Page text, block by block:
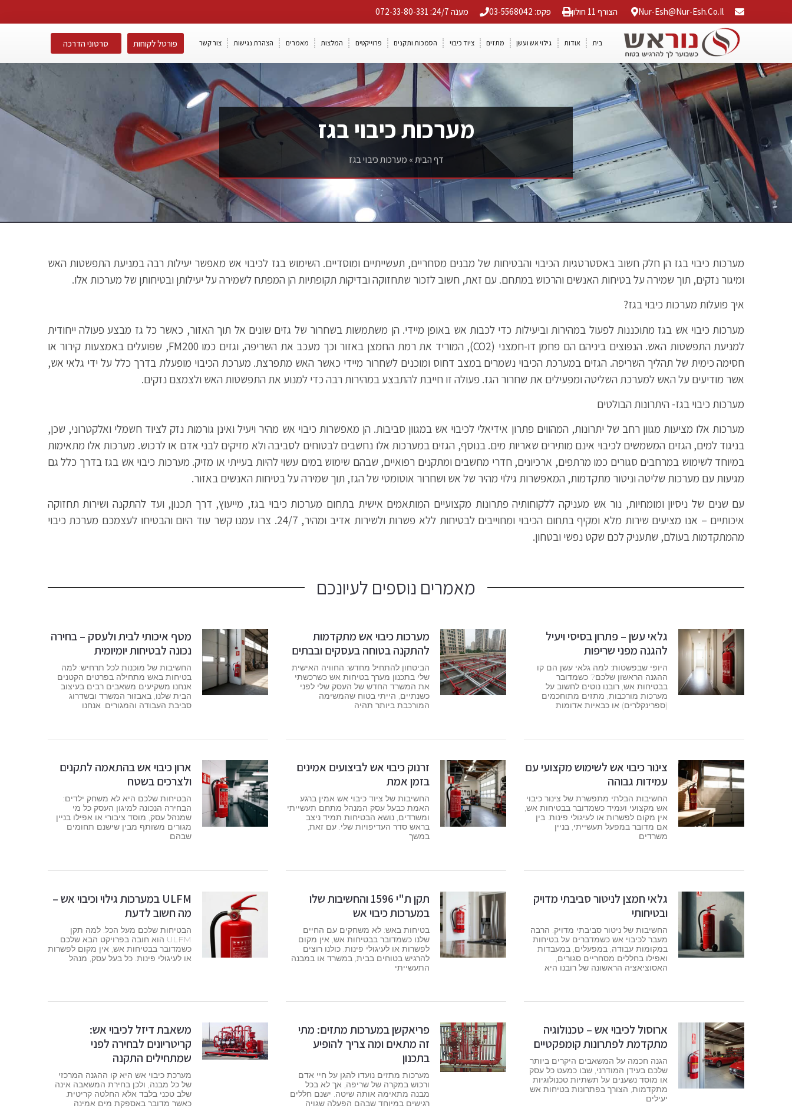
Nur-Esh@nur-Esh.co.il הצורף 11 חולון פקס: 03-5568042 מענה 24/7: 072-33-80-331
בית אודות גילוי אש ועשן מתזים ציוד כיבוי הסמכות ותקנים פרוייקטים המלצות מאמרים הצהרת נגישות צור קשר פורטל לקוחות סרטוני הדרכה
מערכות כיבוי בגז
דף הבית» מערכות כיבוי בגז
מערכות כיבוי בגז הן חלק חשוב באסטרטגיות הכיבוי והבטיחות של מבנים מסחריים, תעשייתיים ומוסדיים. השימוש בגז לכיבוי אש מאפשר יעילות רבה במניעת התפשטות האש
ומיגור נזקים, תוך שמירה על בטיחות האנשים והרכוש במתחם. עם זאת, חשוב לזכור שתחזוקה ובדיקות תקופתיות הן המפתח לשמירה על יעילותן ובטיחותן של מערכות אלו.
איך פועלות מערכות כיבוי בגז?
מערכות כיבוי אש בגז מתוכננות לפעול במהירות וביעילות כדי לכבות אש באופן מיידי. הן משתמשות בשחרור של גזים שונים אל תוך האזור, כאשר כל גז מבצע פעולה ייחודית
למניעת התפשטות האש. הנפוצים ביניהם הם פחמן דו-חמצני (CO2), המוריד את רמת החמצן באזור וכך מעכב את השריפה, וגזים כמו FM200, שפועלים באמצעות קירור או
חסימה כימית של תהליך השריפה. הגזים במערכת הכיבוי נשמרים במצב דחוס ומוכנים לשחרור מיידי כאשר האש מתפרצת. מערכת הכיבוי מופעלת בדרך כלל על ידי גלאי אש,
אשר מודיעים על האש למערכת השליטה ומפעילים את שחרור הגז. פעולה זו חייבת להתבצע במהירות רבה כדי למנוע את התפשטות האש ולצמצם נזקים.
מערכות כיבוי בגז- היתרונות הבולטים
מערכות אלו מציעות מגוון רחב של יתרונות, המהווים פתרון אידיאלי לכיבוי אש במגוון סביבות. הן מאפשרות כיבוי אש מהיר ויעיל ואינן גורמות נזק לציוד חשמלי ואלקטרוני, שכן,
בניגוד למים, הגזים המשמשים לכיבוי אינם מותירים שאריות מים. בנוסף, הגזים במערכות אלו נחשבים לבטוחים לסביבה ולא מזיקים לבני אדם או לרכוש. מערכות אלו מתאימות
במיוחד לשימוש במרחבים סגורים כמו מרתפים, ארכיונים, חדרי מחשבים ומתקנים רפואיים, שבהם שימוש במים עשוי להיות בעייתי או מזיק. מערכות כיבוי אש בגז בדרך כלל גם
מגיעות עם מערכות שליטה וניטור מתקדמות, המאפשרות גילוי מהיר של אש ושחרור אוטומטי של הגז, תוך שמירה על בטיחות האנשים באזור.
עם שנים של ניסיון ומומחיות, נור אש מעניקה ללקוחותיה פתרונות מקצועיים המותאמים אישית בתחום מערכות כיבוי בגז, מייעוץ, דרך תכנון, ועד להתקנה ושירות תחזוקה
איכותיים – אנו מציעים שירות מלא ומקיף בתחום הכיבוי ומחוייבים לבטיחות ללא פשרות ולשירות אדיב ומהיר, 24/7. צרו עמנו קשר עוד היום והבטיחו לעצמכם מערכת כיבוי
מהמתקדמות בעולם, שתעניק לכם שקט נפשי ובטחון.
מאמרים נוספים לעיונכם
גלאי עשן – פתרון בסיסי ויעיל
להגנה מפני שריפות
היופי שבפשטות: למה גלאי עשן הם קו
ההגנה הראשון שלכם? כשמדובר
בבטיחות אש, רובנו נוטים לחשוב על
מערכות מורכבות, מתזים מתוחכמים
(ספרינקלרים) או כבאיות אדומות
מערכות כיבוי אש מתקדמות
להתקנה בטוחה בעסקים ובבתים
הביטחון להתחיל מחדש: החוויה האישית
שלי בתכנון מערך בטיחות אש כשרכשתי
את המשרד החדש של העסק שלי לפני
כשנתיים, הייתי בטוח שהמשימה
המורכבת ביותר תהיה
מטף איכותי לבית ולעסק – בחירה
נכונה לבטיחות יומיומית
החשיבות של מוכנות לכל תרחיש: למה
בטיחות באש מתחילה בפרטים הקטנים
אנחנו משקיעים משאבים רבים בעיצוב
הבית שלנו, באבזור המשרד ובשדרוג
סביבת העבודה והמגורים. אנחנו
צינור כיבוי אש לשימוש מקצועי עם
עמידות גבוהה
החשיבות הבלתי מתפשרת של צינור כיבוי
אש מקצועי ועמיד כשמדובר בבטיחות אש,
אין מקום לפשרות או לעיגולי פינות. בין
אם מדובר במפעל תעשייתי, בניין
משרדים
זרנוק כיבוי אש לביצועים אמינים
בזמן אמת
החשיבות של ציוד כיבוי אש אמין ברגע
האמת כבעל עסק המנהל מתחם תעשייתי
ומשרדים, נושא הבטיחות תמיד ניצב
בראש סדר העדיפויות שלי. עם זאת,
במשך
ארון כיבוי אש בהתאמה לתקנים
ולצרכים בשטח
הבטיחות שלכם היא לא משחק ילדים:
הבחירה הנכונה למיגון העסק כל מי
שמנהל עסק, מוסד ציבורי או אפילו בניין
מגורים משותף מבין שישנם תחומים
שבהם
גלאי חמצן לניטור סביבתי מדויק
ובטיחותי
החשיבות של ניטור סביבתי מדויק: הרבה
מעבר לכיבוי אש כשמדברים על בטיחות
במקומות עבודה, במפעלים, במעבדות
ואפילו בחללים מסחריים סגורים,
האסוציאציה הראשונה של רובנו היא
תקן ת"י 1596 והחשיבות שלו
במערכות כיבוי אש
בטיחות באש: לא משחקים עם החיים
שלנו כשמדובר בבטיחות אש, אין מקום
לפשרות או לעיגולי פינות. כולנו רוצים
להרגיש בטוחים בבית, במשרד או במבנה
התעשייתי
ULFM במערכות גילוי וכיבוי אש –
מה חשוב לדעת
הבטיחות שלכם מעל הכל: למה תקן
ULFM הוא חובה בפרויקט הבא שלכם
כשמדובר בבטיחות אש, אין מקום לפשרות
או לעיגולי פינות. כל בעל עסק, מנהל
ארוסול לכיבוי אש – טכנולוגיה
מתקדמת לפתרונות קומפקטיים
הגנה חכמה על המשאבים היקרים ביותר
שלכם בעידן המודרני, שבו כמעט כל עסק
או מוסד נשענים על תשתיות טכנולוגיות
מתקדמות, הצורך בפתרונות בטיחות אש
יעילים
פריאקשן במערכות מתזים: מתי
זה מתאים ומה צריך להופיע
בתכנון
מערכות מתזים נועדו להגן על חיי אדם
ורכוש במקרה של שריפה, אך לא בכל
מבנה מתאימה אותה שיטה. ישנם חללים
רגישים במיוחד שבהם הפעלה שגויה
משאבת דיזל לכיבוי אש:
קריטריונים לבחירה לפני
שמתחילים התקנה
מערכת כיבוי אש היא קו ההגנה המרכזי
של כל מבנה, ולכן בחירת המשאבה אינה
שלב טכני בלבד אלא החלטה קריטית.
כאשר מדובר באספקת מים אמינה